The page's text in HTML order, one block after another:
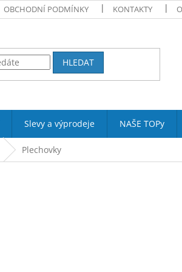
OBCHODNÍ PODMÍNKY KONTAKTY
HLEDAT
Slevy a výprodeje NAŠE TOPy
Plechovky